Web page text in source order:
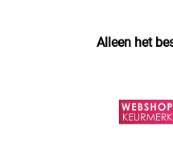
Alleen het